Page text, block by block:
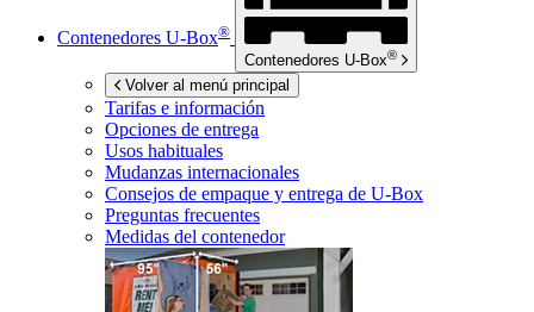
Contenedores U-Box®
Contenedores U-Box®
Volver al menú principal
Tarifas e información
Opciones de entrega
Usos habituales
Mudanzas internacionales
Consejos de empaque y entrega de U-Box
Preguntas frecuentes
Medidas del contenedor